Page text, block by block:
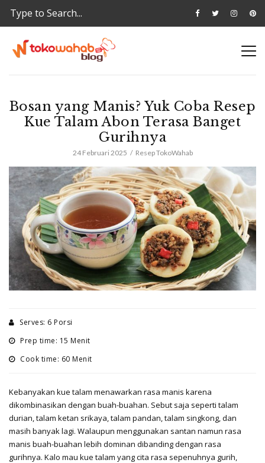
Bosan yang Manis? Yuk Coba Resep
Kue Talam Abon Terasa Banget
Gurihnya
24 Februari 2025 Resep TokoWahab
Serves: 6 Porsi
Prep time: 15 Menit
Cook time: 60 Menit
Kebanyakan kue talam menawarkan rasa manis karena
dikombinasikan dengan buah-buahan. Sebut saja seperti talam
durian, talam ketan srikaya, talam pandan, talam singkong, dan
masih banyak lagi. Walaupun menggunakan santan namun rasa
manis buah-buahan lebih dominan dibanding dengan rasa
gurihnya. Kalo mau kue talam yang cita rasa sepenuhnya gurih,